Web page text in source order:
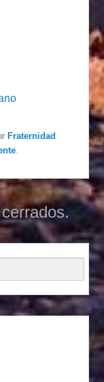
Fraternidad
.